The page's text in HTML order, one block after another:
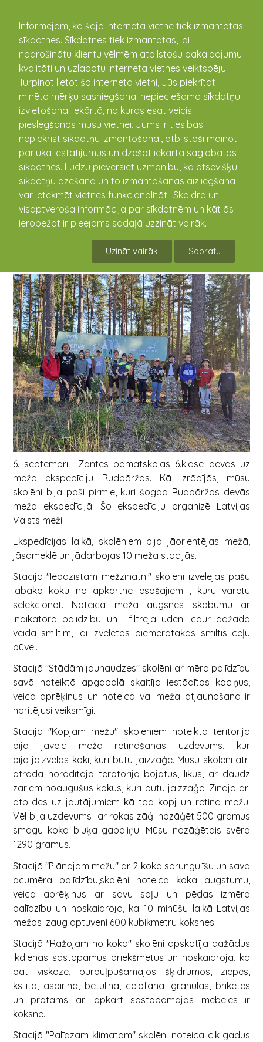
Informējam, ka šajā interneta vietnē tiek izmantotas
sīkdatnes. Sīkdatnes tiek izmantotas, lai
nodrošinātu klientu vēlmēm atbilstošu pakalpojumu
kvalitāti un uzlabotu interneta vietnes veiktspēju.
Turpinot lietot šo interneta vietni, Jūs piekrītat
minēto mērķu sasniegšanai nepieciešamo sīkdatņu
izvietošanai iekārtā, no kuras esat veicis
pieslēgšanos mūsu vietnei. Jums ir tiesības
nepiekrist sīkdatņu izmantošanai, atbilstoši mainot
pārlūka iestatījumus un dzēšot iekārtā saglabātās
sīkdatnes. Lūdzu pievērsiet uzmanību, ka atsevišķu
sīkdatņu dzēšana un to izmantošanas aizliegšana
var ietekmēt vietnes funkcionalitāti. Skaidra un
visaptveroša informācija par sīkdatnēm un kāt ās
ierobežot ir pieejams sadaļā uzzināt vairāk.
Uzināt vairāk Sapratu
kandava.lv
PASĀKUMU
KALENDĀRS
Meža ekspedīcija Rudbāržos
6. septembrī Zantes pamatskolas 6.klase devās uz
meža ekspedīciju Rudbāržos. Kā izrādījās, mūsu
skolēni bija paši pirmie, kuri šogad Rudbāržos devās
meža ekspedīcijā. Šo ekspedīciju organizē Latvijas
Valsts meži.
Ekspedīcijas laikā, skolēniem bija jāorientējas mežā,
jāsameklē un jādarbojas 10 meža stacijās.
Stacijā "Iepazīstam mežzinātni" skolēni izvēlējās pašu
labāko koku no apkārtnē esošajiem , kuru varētu
selekcionēt. Noteica meža augsnes skābumu ar
indikatora palīdzību un filtrēja ūdeni caur dažāda
veida smiltīm, lai izvēlētos piemērotākās smiltis ceļu
būvei.
Stacijā "Stādām jaunaudzes" skolēni ar mēra palīdzību
savā noteiktā apgabalā skaitīja iestādītos kociņus,
veica aprēķinus un noteica vai meža atjaunošana ir
noritējusi veiksmīgi.
Stacijā "Kopjam mežu" skolēniem noteiktā teritorijā
bija jāveic meža retināšanas uzdevums, kur
bija jāizvēlas koki, kuri būtu jāizzāģē. Mūsu skolēni ātri
atrada norādītajā terotorijā bojātus, līkus, ar daudz
zariem noaugušus kokus, kuri būtu jāizzāģē. Zināja arī
atbildes uz jautājumiem kā tad kopj un retina mežu.
Vēl bija uzdevums ar rokas zāģi nozāģēt 500 gramus
smagu koka bluķa gabaliņu. Mūsu nozāģētais svēra
1290 gramus.
Stacijā "Plānojam mežu" ar 2 koka sprungulīšu un sava
acumēra palīdzību,skolēni noteica koka augstumu,
veica aprēķinus ar savu soļu un pēdas izmēra
palīdzību un noskaidroja, ka 10 minūšu laikā Latvijas
mežos izaug aptuveni 600 kubikmetru koksnes.
Stacijā "Ražojam no koka" skolēni apskatīja dažādus
ikdienās sastopamus priekšmetus un noskaidroja, ka
pat viskozē, burbuļpūšamajos šķidrumos, ziepēs,
ksilītā, aspirīnā, betulīnā, celofānā, granulās, briketēs
un protams arī apkārt sastopamajās mēbelēs ir
koksne.
Stacijā "Palīdzam klimatam" skolēni noteica cik gadus